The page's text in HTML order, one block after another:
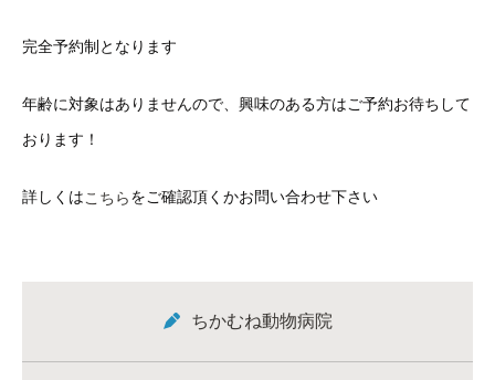
完全予約制となります
年齢に対象はありませんので、興味のある方はご予約お待ちして
おります！
詳しくはこちらをご確認頂くかお問い合わせ下さい
ちかむね動物病院